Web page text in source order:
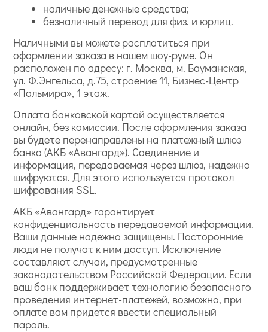
наличные денежные средства;
безналичный перевод для физ. и юрлиц.
Наличными вы можете расплатиться при
оформлении заказа в нашем шоу-руме. Он
расположен по адресу: г. Москва, м. Бауманская,
ул. Ф.Энгельса, д.75, строение 11, Бизнес-Центр
«Пальмира», 1 этаж.
Оплата банковской картой осуществляется
онлайн, без комиссии. После оформления заказа
вы будете перенаправлены на платежный шлюз
банка (АКБ «Авангард»). Соединение и
информация, передаваемая через шлюз, надежно
шифруются. Для этого используется протокол
шифрования SSL.
АКБ «Авангард» гарантирует
конфиденциальность передаваемой информации.
Ваши данные надежно защищены. Посторонние
люди не получат к ним доступ. Исключение
составляют случаи, предусмотренные
законодательством Российской Федерации. Если
ваш банк поддерживает технологию безопасного
проведения интернет-платежей, возможно, при
оплате вам придется ввести специальный
пароль.